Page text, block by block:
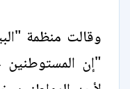
وقالت منظمة
"إن